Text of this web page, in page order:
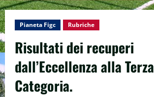
principale
Pianeta Figc Rubriche
Risultati dei recuperi
dall’Eccellenza alla Terza
Categoria.